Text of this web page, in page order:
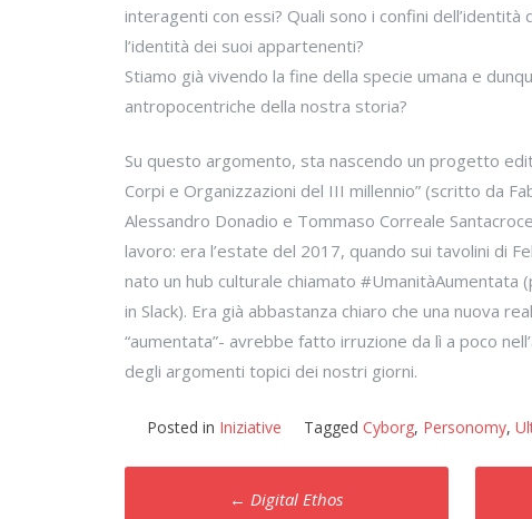
interagenti con essi? Quali sono i confini
l’identità dei suoi appartenenti?
Stiamo già vivendo la fine della specie umana e
antropocentriche della nostra storia?
Su questo argomento, sta nascendo un progetto
Corpi e Organizzazioni del III millennio” (scritto da
Alessandro Donadio e Tommaso Correale
lavoro: era l’estate del 2017, quando sui tavolini di
nato un hub culturale chiamato
in Slack). Era già abbastanza chiaro che una nuova
“aumentata”- avrebbe fatto irruzione da lì a poco
degli argomenti topici dei nostri giorni.
Posted in Iniziative Tagged Cyborg, Personomy,
Post
← Digital Ethos